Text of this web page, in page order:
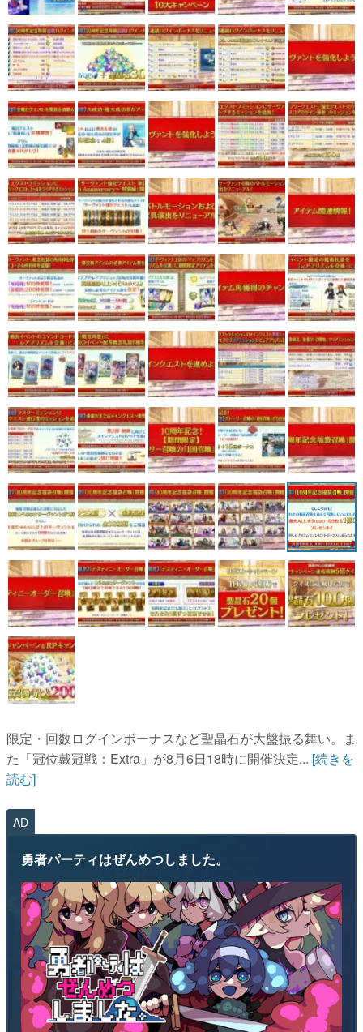
限定・回数ログインボーナスなど聖晶石が大盤振る舞い。ま
た「冠位戴冠戦：Extra」が8月6日18時に開催決定... [続きを
読む]
AD
勇者パーティはぜんめつしました。